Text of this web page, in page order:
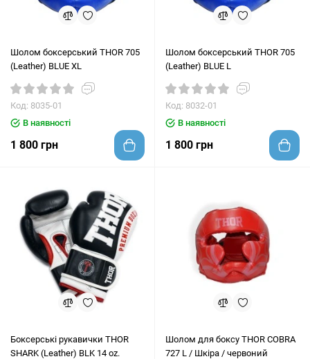
Шолом боксерський THOR 705
(Leather) BLUE XL
Код: 8035-01
В наявності
1 800 грн
Шолом боксерський THOR 705
(Leather) BLUE L
Код: 8032-01
В наявності
1 800 грн
Боксерські рукавички THOR
SHARK (Leather) BLK 14 oz.
Шолом для боксу THOR COBRA
727 L / Шкіра / червоний